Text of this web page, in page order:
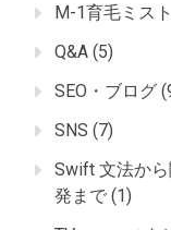
M-1育毛ミスト
Q&A (5)
SEO・ブログ
SNS (7)
Swift 文法か
発まで (1)